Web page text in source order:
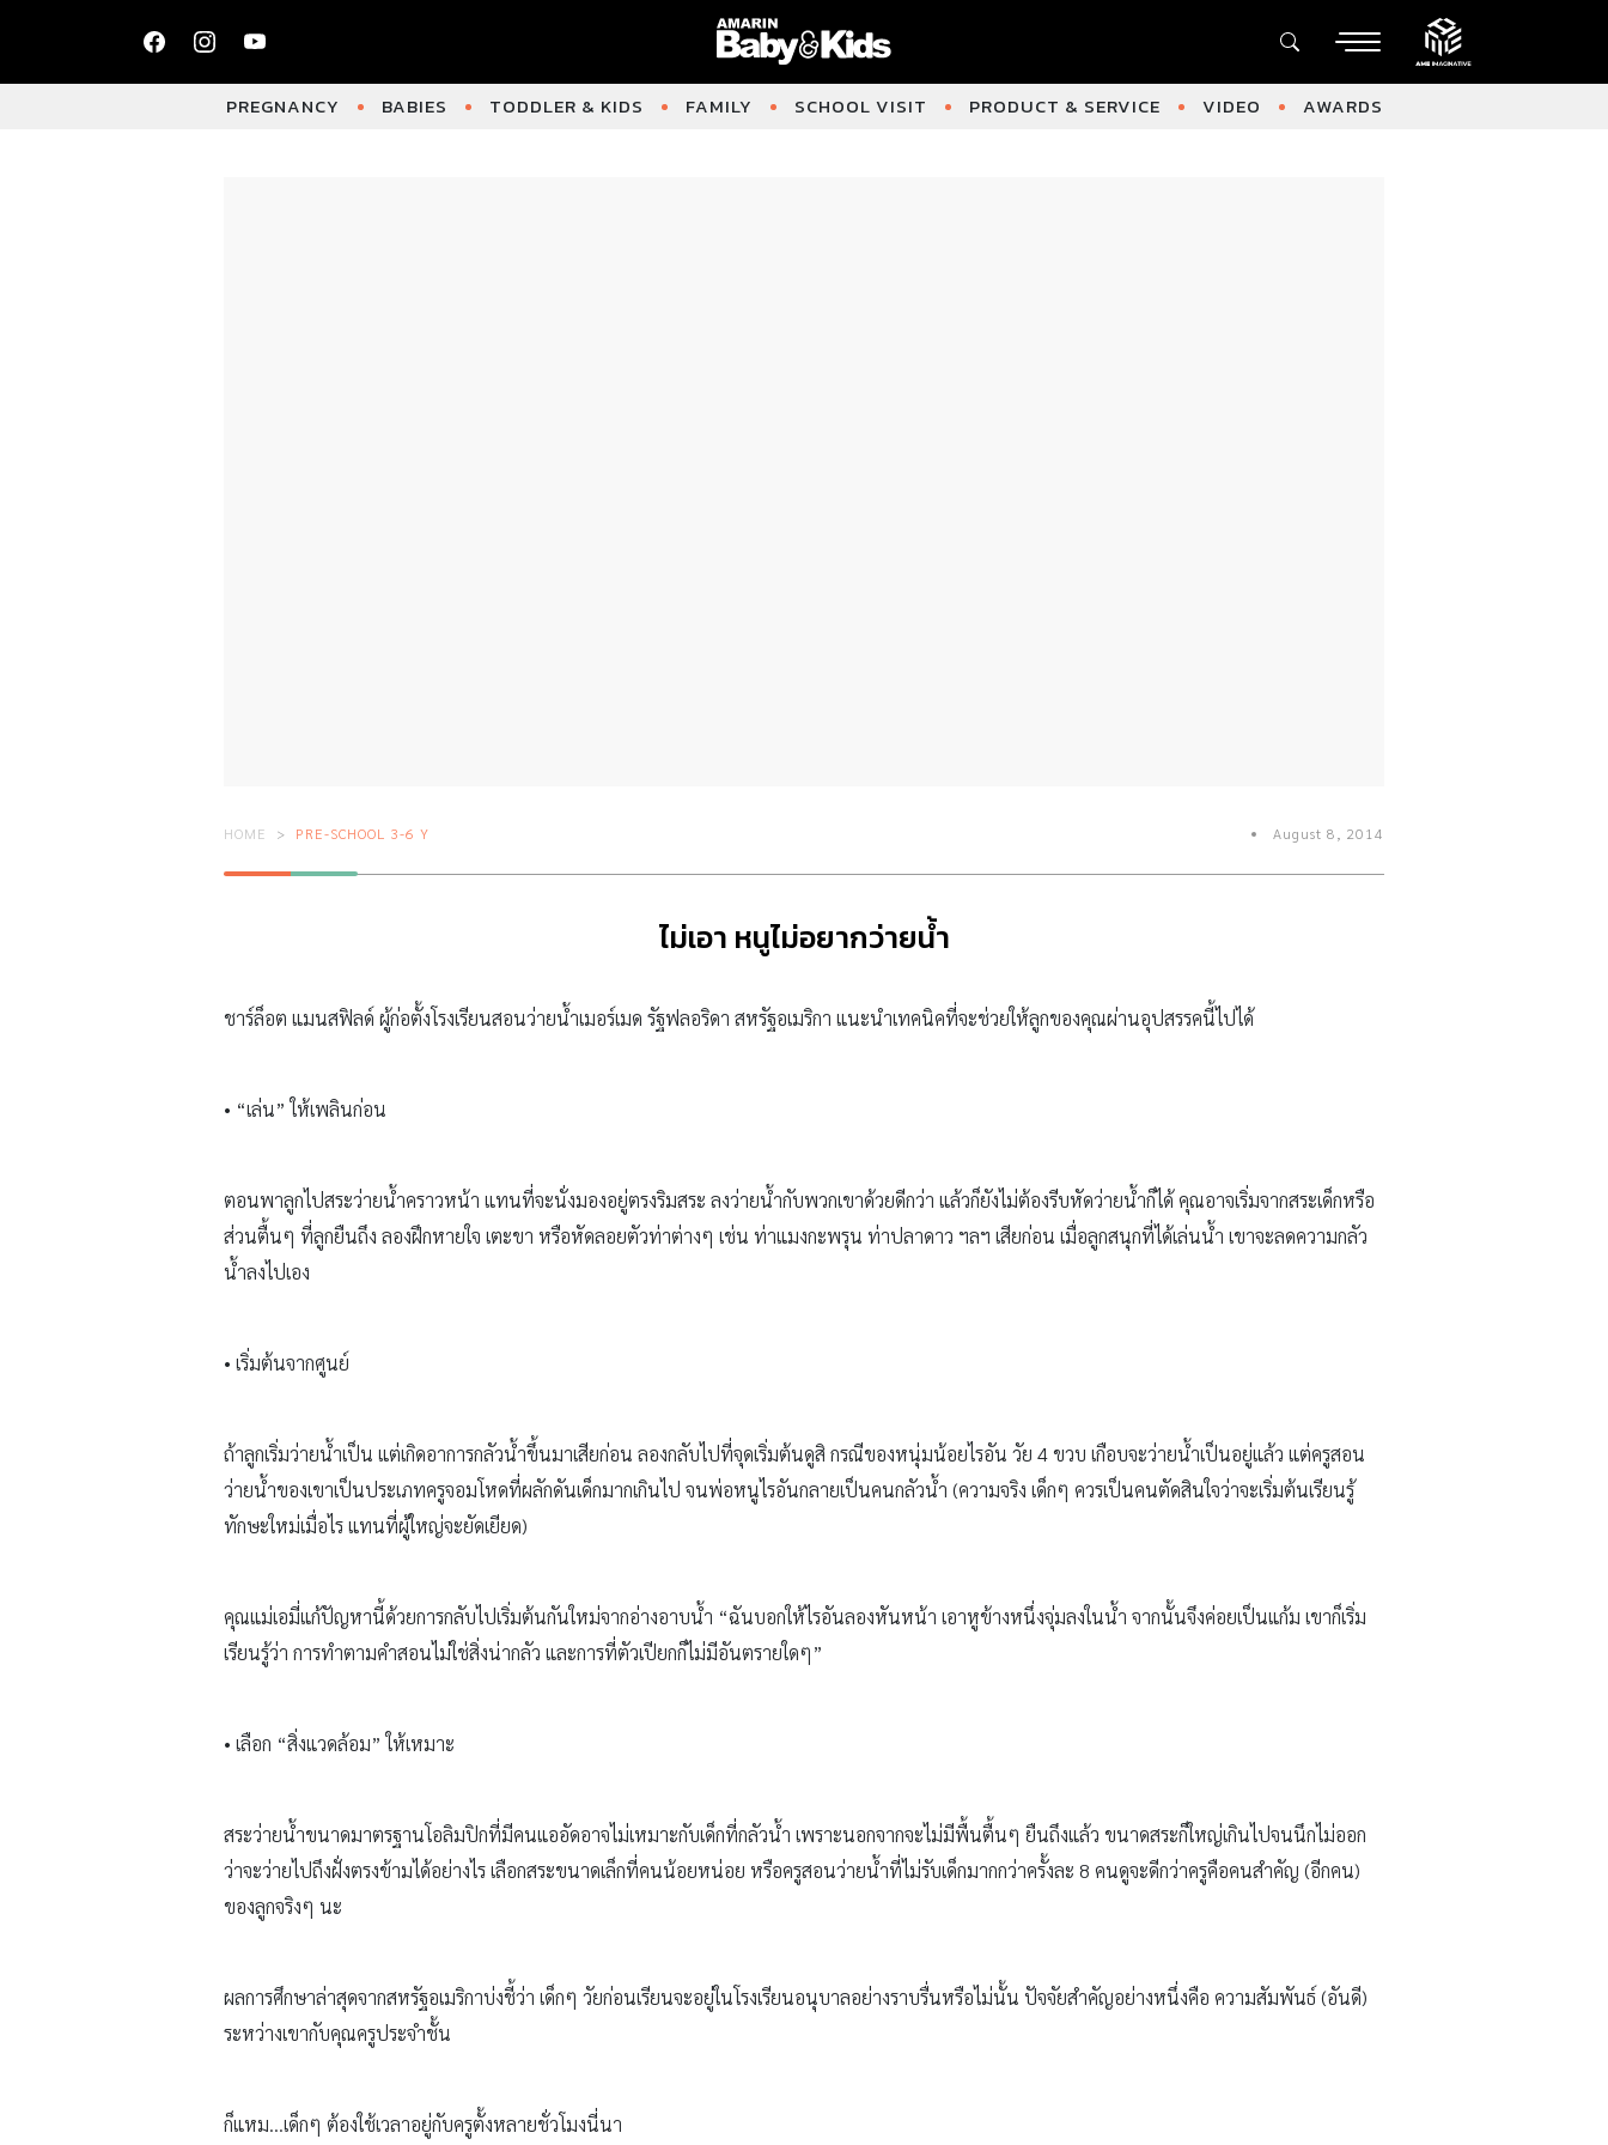
PREGNANCY BABIES TODDLER & KIDS FAMILY SCHOOL VISIT PRODUCT & SERVICE VIDEO AWARDS
HOME PRE-SCHOOL 3-6 Y August 8, 2014
ไม่เอา หนูไม่อยากว่ายน้ำ
ชาร์ล็อต แมนสฟิลด์ ผู้ก่อตั้งโรงเรียนสอนว่ายน้ำเมอร์เมด รัฐฟลอริดา สหรัฐอเมริกา แนะนำเทคนิคที่จะช่วยให้ลูกของคุณผ่านอุปสรรคนี้ไปได้
• “เล่น” ให้เพลินก่อน
ตอนพาลูกไปสระว่ายน้ำคราวหน้า แทนที่จะนั่งมองอยู่ตรงริมสระ ลงว่ายน้ำกับพวกเขาด้วยดีกว่า แล้วก็ยังไม่ต้องรีบหัดว่ายน้ำก็ได้ คุณอาจเริ่มจากสระเด็กหรือ
ส่วนตื้นๆ ที่ลูกยืนถึง ลองฝึกหายใจ เตะขา หรือหัดลอยตัวท่าต่างๆ เช่น ท่าแมงกะพรุน ท่าปลาดาว ฯลฯ เสียก่อน เมื่อลูกสนุกที่ได้เล่นน้ำ เขาจะลดความกลัว
น้ำลงไปเอง
• เริ่มต้นจากศูนย์
ถ้าลูกเริ่มว่ายน้ำเป็น แต่เกิดอาการกลัวน้ำขึ้นมาเสียก่อน ลองกลับไปที่จุดเริ่มต้นดูสิ กรณีของหนุ่มน้อยไรอัน วัย 4 ขวบ เกือบจะว่ายน้ำเป็นอยู่แล้ว แต่ครูสอน
ว่ายน้ำของเขาเป็นประเภทครูจอมโหดที่ผลักดันเด็กมากเกินไป จนพ่อหนูไรอันกลายเป็นคนกลัวน้ำ (ความจริง เด็กๆ ควรเป็นคนตัดสินใจว่าจะเริ่มต้นเรียนรู้
ทักษะใหม่เมื่อไร แทนที่ผู้ใหญ่จะยัดเยียด)
คุณแม่เอมี่แก้ปัญหานี้ด้วยการกลับไปเริ่มต้นกันใหม่จากอ่างอาบน้ำ “ฉันบอกให้ไรอันลองหันหน้า เอาหูข้างหนึ่งจุ่มลงในน้ำ จากนั้นจึงค่อยเป็นแก้ม เขาก็เริ่ม
เรียนรู้ว่า การทำตามคำสอนไม่ใช่สิ่งน่ากลัว และการที่ตัวเปียกก็ไม่มีอันตรายใดๆ”
• เลือก “สิ่งแวดล้อม” ให้เหมาะ
สระว่ายน้ำขนาดมาตรฐานโอลิมปิกที่มีคนแออัดอาจไม่เหมาะกับเด็กที่กลัวน้ำ เพราะนอกจากจะไม่มีพื้นตื้นๆ ยืนถึงแล้ว ขนาดสระก็ใหญ่เกินไปจนนึกไม่ออก
ว่าจะว่ายไปถึงฝั่งตรงข้ามได้อย่างไร เลือกสระขนาดเล็กที่คนน้อยหน่อย หรือครูสอนว่ายน้ำที่ไม่รับเด็กมากกว่าครั้งละ 8 คนดูจะดีกว่าครูคือคนสำคัญ (อีกคน)
ของลูกจริงๆ นะ
ผลการศึกษาล่าสุดจากสหรัฐอเมริกาบ่งชี้ว่า เด็กๆ วัยก่อนเรียนจะอยู่ในโรงเรียนอนุบาลอย่างราบรื่นหรือไม่นั้น ปัจจัยสำคัญอย่างหนึ่งคือ ความสัมพันธ์ (อันดี)
ระหว่างเขากับคุณครูประจำชั้น
ก็แหม…เด็กๆ ต้องใช้เวลาอยู่กับครูตั้งหลายชั่วโมงนี่นา